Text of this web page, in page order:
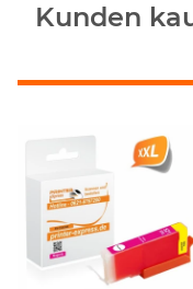
Kunden